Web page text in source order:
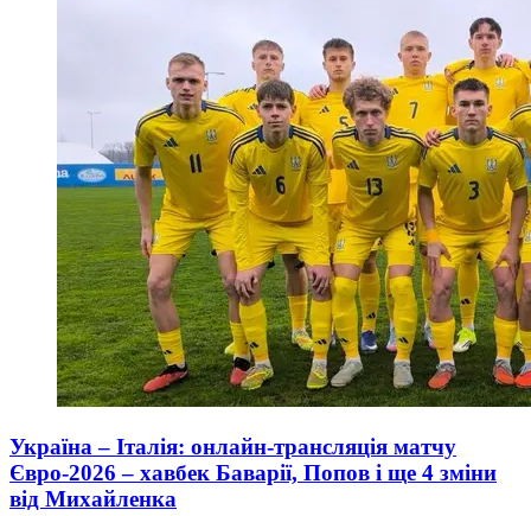
Україна – Італія: онлайн-трансляція матчу
Євро-2026 – хавбек Баварії, Попов і ще 4 зміни
від Михайленка